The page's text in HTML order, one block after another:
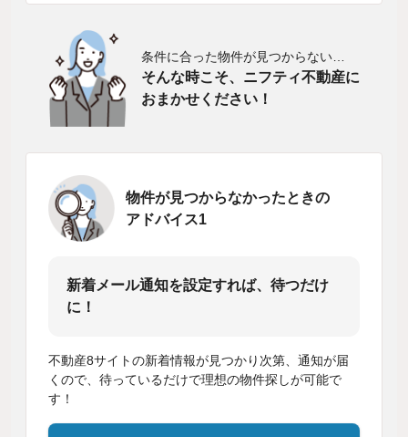
条件に合った物件が見つからない…
そんな時こそ、ニフティ不動産に
おまかせください！
物件が見つからなかったときの
アドバイス1
新着メール通知を設定すれば、待つだけ
に！
不動産8サイトの新着情報が見つかり次第、通知が届
くので、待っているだけで理想の物件探しが可能で
す！